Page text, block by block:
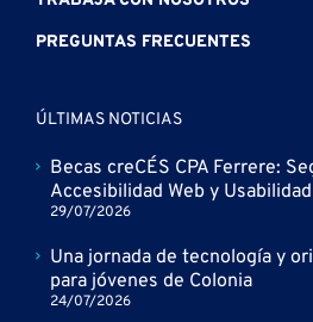
PREGUNTAS FRECUENTES
ÚLTIMAS NOTICIAS
Becas creCÉS CPA Ferrere:
Accesibilidad Web y Usabilidad
29/07/2026
Una jornada de tecnología y
para jóvenes de Colonia
24/07/2026